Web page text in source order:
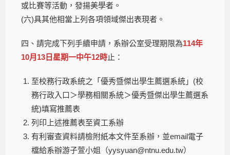
或比賽等活動，發揚美學者。
(六)具其他相當上列各項領域傑出表現者。
四、請完成下列手續申請，系辦公室受理期限為114年
10月13日星期一中午12時止：
至校務行政系統之「優秀暨傑出學生薦選系統」(校
務行政入口＞學務相關系統＞優秀暨傑出學生薦選系
統)填寫推薦表
列印上述推薦表至資工系辦
有利審查資料請檢附紙本文件至系辦，並email電子
檔給系辦游子萱小姐（yysyuan@ntnu.edu.tw）